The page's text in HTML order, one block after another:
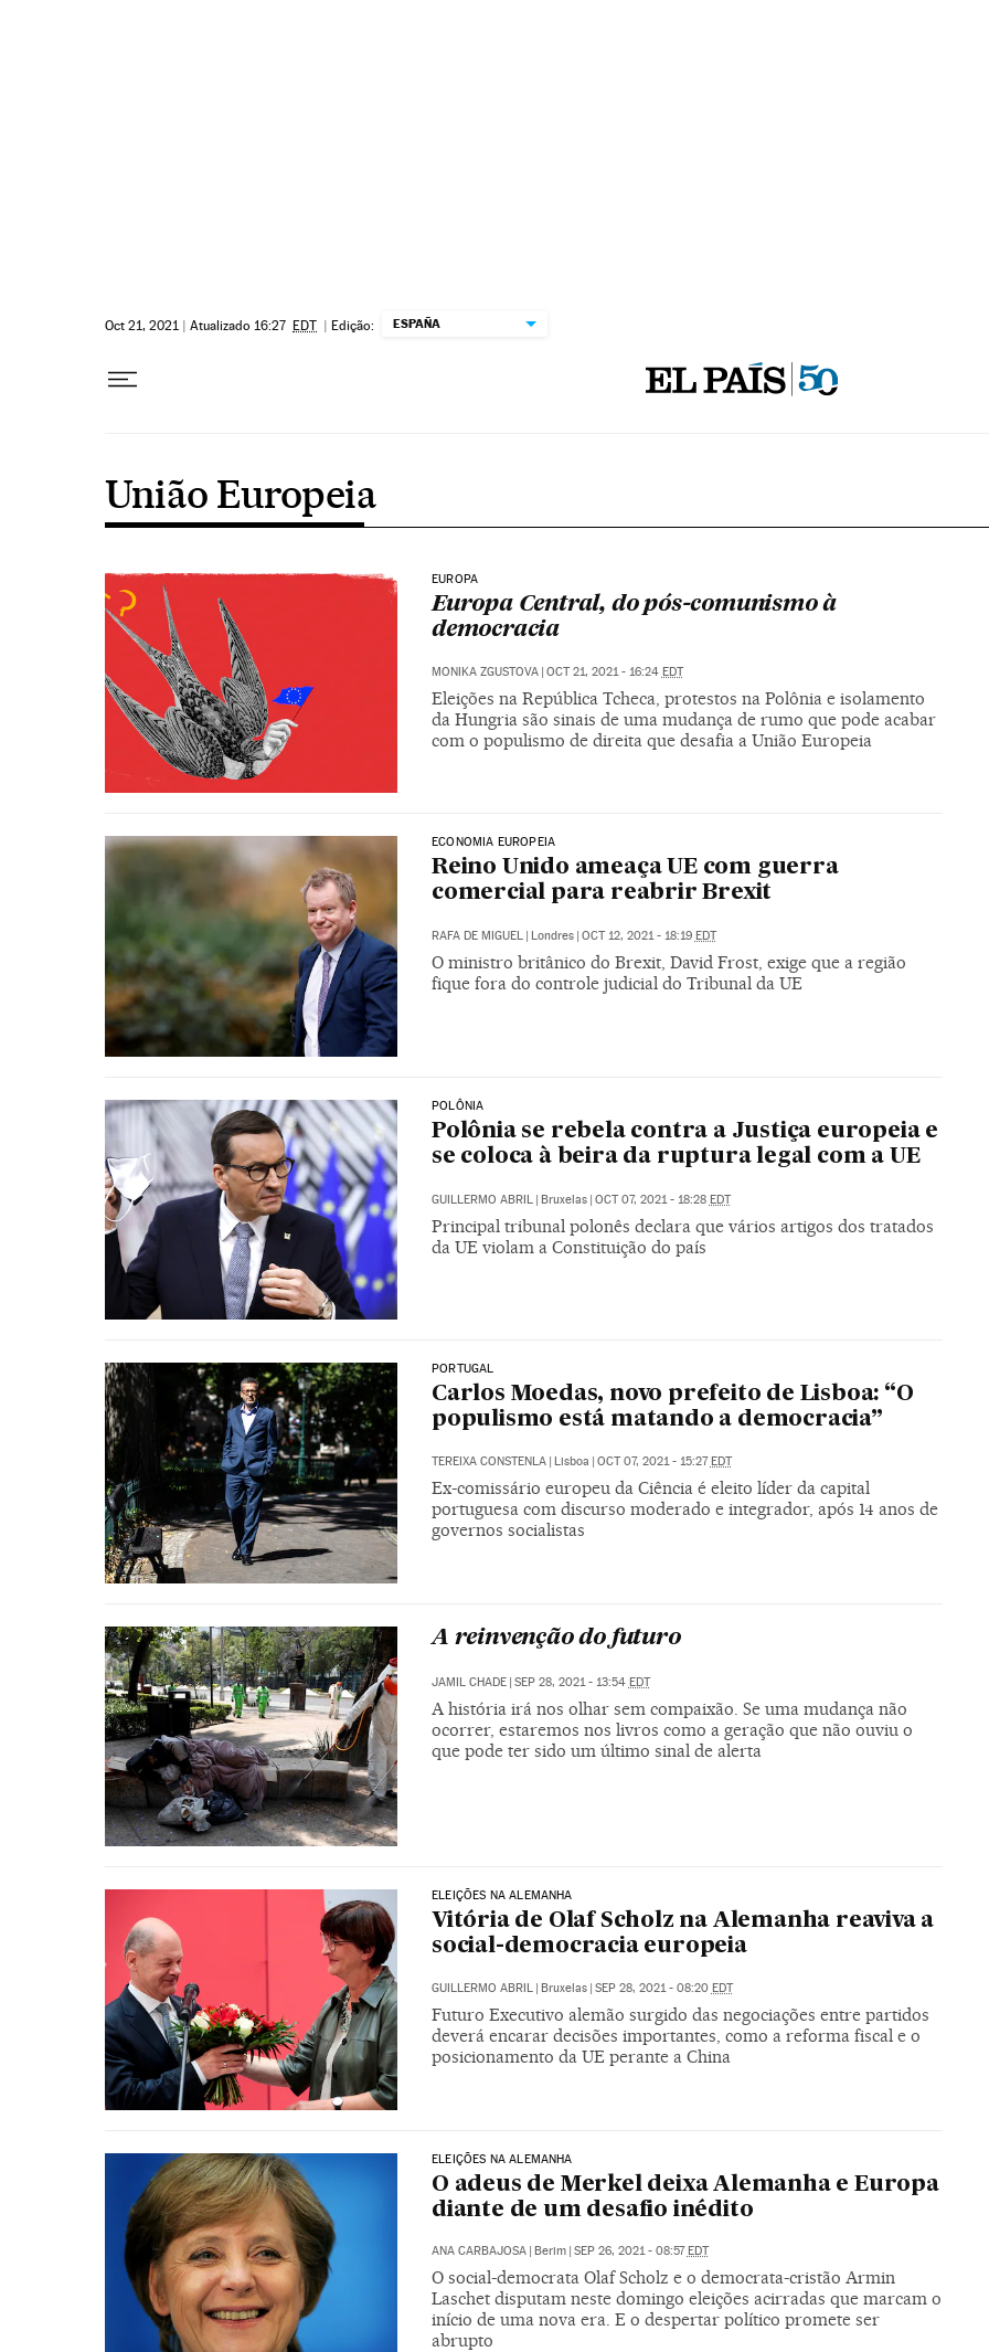
Oct 21, 2021 | Atualizado 16:27 EDT | Edição: ESPAÑA
União Europeia
EUROPA
Europa Central, do pós-comunismo à
democracia
MONIKA ZGUSTOVA | OCT 21, 2021 - 16:24 EDT
Eleições na República Tcheca, protestos na Polônia e isolamento
da Hungria são sinais de uma mudança de rumo que pode acabar
com o populismo de direita que desafia a União Europeia
ECONOMIA EUROPEIA
Reino Unido ameaça UE com guerra
comercial para reabrir Brexit
RAFA DE MIGUEL Londres OCT 12, 2021 - 18:19 EDT
O ministro britânico do Brexit, David Frost, exige que a região
fique fora do controle judicial do Tribunal da UE
POLÔNIA
Polônia se rebela contra a Justiça europeia e
se coloca à beira da ruptura legal com a UE
GUILLERMO ABRIL | Bruxelas | OCT 07, 2021 - 18:28 EDT
Principal tribunal polonês declara que vários artigos dos tratados
da UE violam a Constituição do país
PORTUGAL
Carlos Moedas, novo prefeito de Lisboa: “O
populismo está matando a democracia”
TEREIXA CONSTENLA Lisboa OCT 07, 2021 - 15:27 EDT
Ex-comissário europeu da Ciência é eleito líder da capital
portuguesa com discurso moderado e integrador, após 14 anos de
governos socialistas
A reinvenção do futuro
JAMIL CHADE | SEP 28, 2021 - 13:54 EDT
A história irá nos olhar sem compaixão. Se uma mudança não
ocorrer, estaremos nos livros como a geração que não ouviu o
que pode ter sido um último sinal de alerta
ELEIÇÕES NA ALEMANHA
Vitória de Olaf Scholz na Alemanha reaviva a
social-democracia europeia
GUILLERMO ABRIL | Bruxelas | SEP 28, 2021 - 08:20 EDT
Futuro Executivo alemão surgido das negociações entre partidos
deverá encarar decisões importantes, como a reforma fiscal e o
posicionamento da UE perante a China
ELEIÇÕES NA ALEMANHA
O adeus de Merkel deixa Alemanha e Europa
diante de um desafio inédito
ANA CARBAJOSA | Berim | SEP 26, 2021 - 08:57EDT
O social-democrata Olaf Scholz e o democrata-cristão Armin
Laschet disputam neste domingo eleições acirradas que marcam o
início de uma nova era. E o despertar político promete ser
abrupto